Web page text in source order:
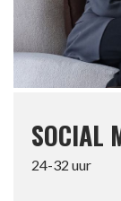
SOCIAL
24-32 uur